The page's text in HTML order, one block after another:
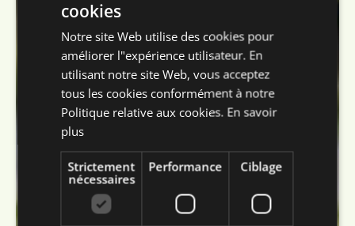
ENGLISH
GERMAN
cookies
Notre site Web utilise des cookies pour
améliorer l"expérience utilisateur. En
utilisant notre site Web, vous acceptez
tous les cookies conformément à notre
Politique relative aux cookies. En savoir
plus
Strictement
nécessaires
Performance Ciblage